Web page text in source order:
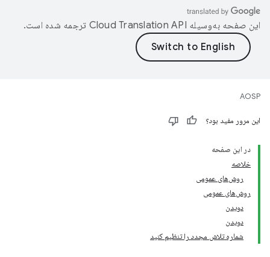
این صفحه به‌وسیله ترجمه شده است.
AOSP
این مرور مفید بود؟
در این صفحه
خلاصه
روش‌های عمومی
روش‌های عمومی
دویدن
دویدن
شماره تلاش مجدد را تنظیم کنید